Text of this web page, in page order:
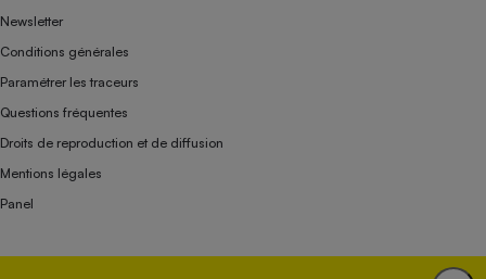
Newsletter
Conditions générales
Paramétrer les traceurs
Questions fréquentes
Droits de reproduction et de diffusion
Mentions légales
Panel
Association indépendante de l’État, des syndicats, des producteurs et des